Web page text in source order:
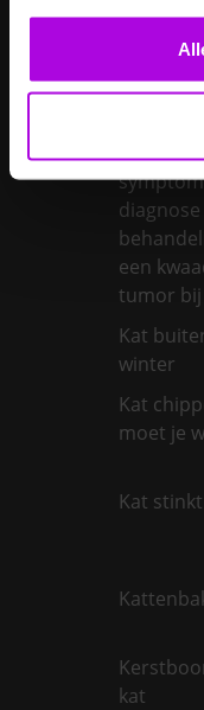
Je konijn
castreren
Je
Kanker
diagnose
een
tumor bij
Kat
winter
Kat
moet je
Kat
kat